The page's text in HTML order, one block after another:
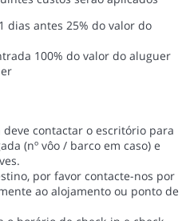
dias antes 25% do valor do
100% do valor do aluguer
contactar o escritório para
(nº vôo / barco em caso) e
por favor contacte-nos por
ao alojamento ou ponto de